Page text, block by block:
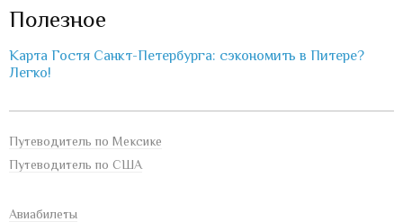
Полезное
Карта Гостя Санкт-Петербурга: сэкономить в Питере?
Легко!
Путеводитель по Мексике
Путеводитель по США
Авиабилеты